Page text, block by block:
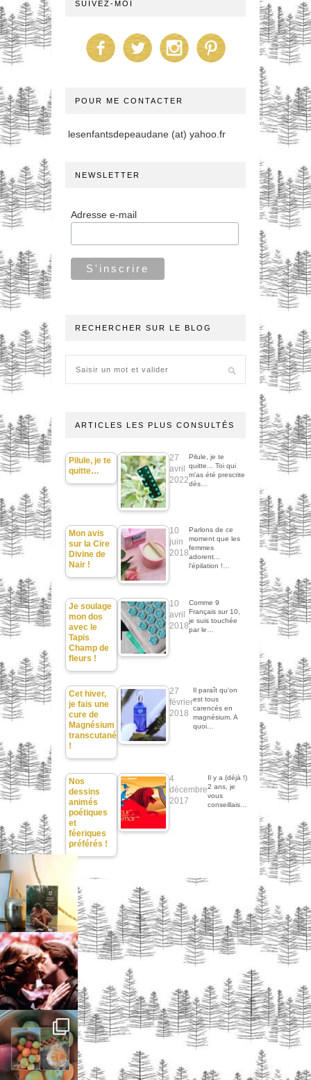
SUIVEZ-MOI
POUR ME CONTACTER
lesenfantsdepeaudane (at) yahoo.fr
NEWSLETTER
Adresse e-mail
RECHERCHER SUR LE BLOG
ARTICLES LES PLUS CONSULTÉS
Pilule, je te
quitte…
27
avril
2022
Pilule, je te
quitte... Toi qui
m'as été prescrite
dès…
Mon avis
sur la Cire
Divine de
Nair !
10
juin
2018
Parlons de ce
moment que les
femmes
adorent...
l'épilation !…
Je soulage
mon dos
avec le
Tapis
Champ de
fleurs !
10
avril
2018
Comme 9
Français sur 10,
je suis touchée
par le…
Cet hiver,
je fais une
cure de
Magnésium
transcutané
!
27
février
2018
Il paraît qu'on
est tous
carencés en
magnésium. A
quoi…
Nos
dessins
animés
poétiques
et
féeriques
préférés !
4
décembre
2017
Il y a (déjà !)
2 ans, je
vous
conseillais…